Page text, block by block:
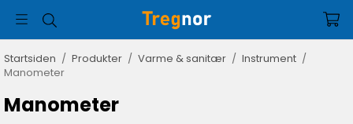
Startsiden / Produkter / Varme & sanitær / Instrument /
Manometer
Manometer